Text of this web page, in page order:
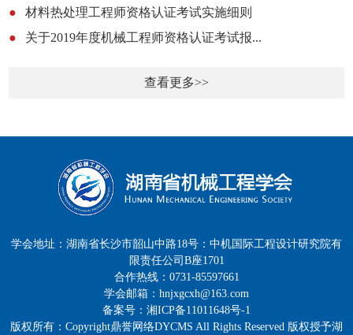
●
材料热处理工程师资格认证考试实施细则
●
关于2019年度机械工程师资格认证考试报...
查看更多>>
学会地址：湖南省长沙市韶山中路18号：中机国际工程设计研究院有
限责任公司B座1701
合作热线：0731-85597661
学会邮箱：hnjxgcxh@163.com
备案号：湘ICP备11011648号-1
版权所有：Copyright鼎誉网络DYCMS All Rights Reserved 版权授予湖